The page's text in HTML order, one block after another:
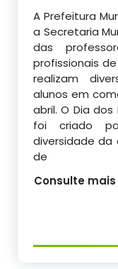
A Prefeitura
a Secretaria
das
profissionais
realizam
alunos em
abril. O Dia
foi criado
diversidade da
de
Consulte